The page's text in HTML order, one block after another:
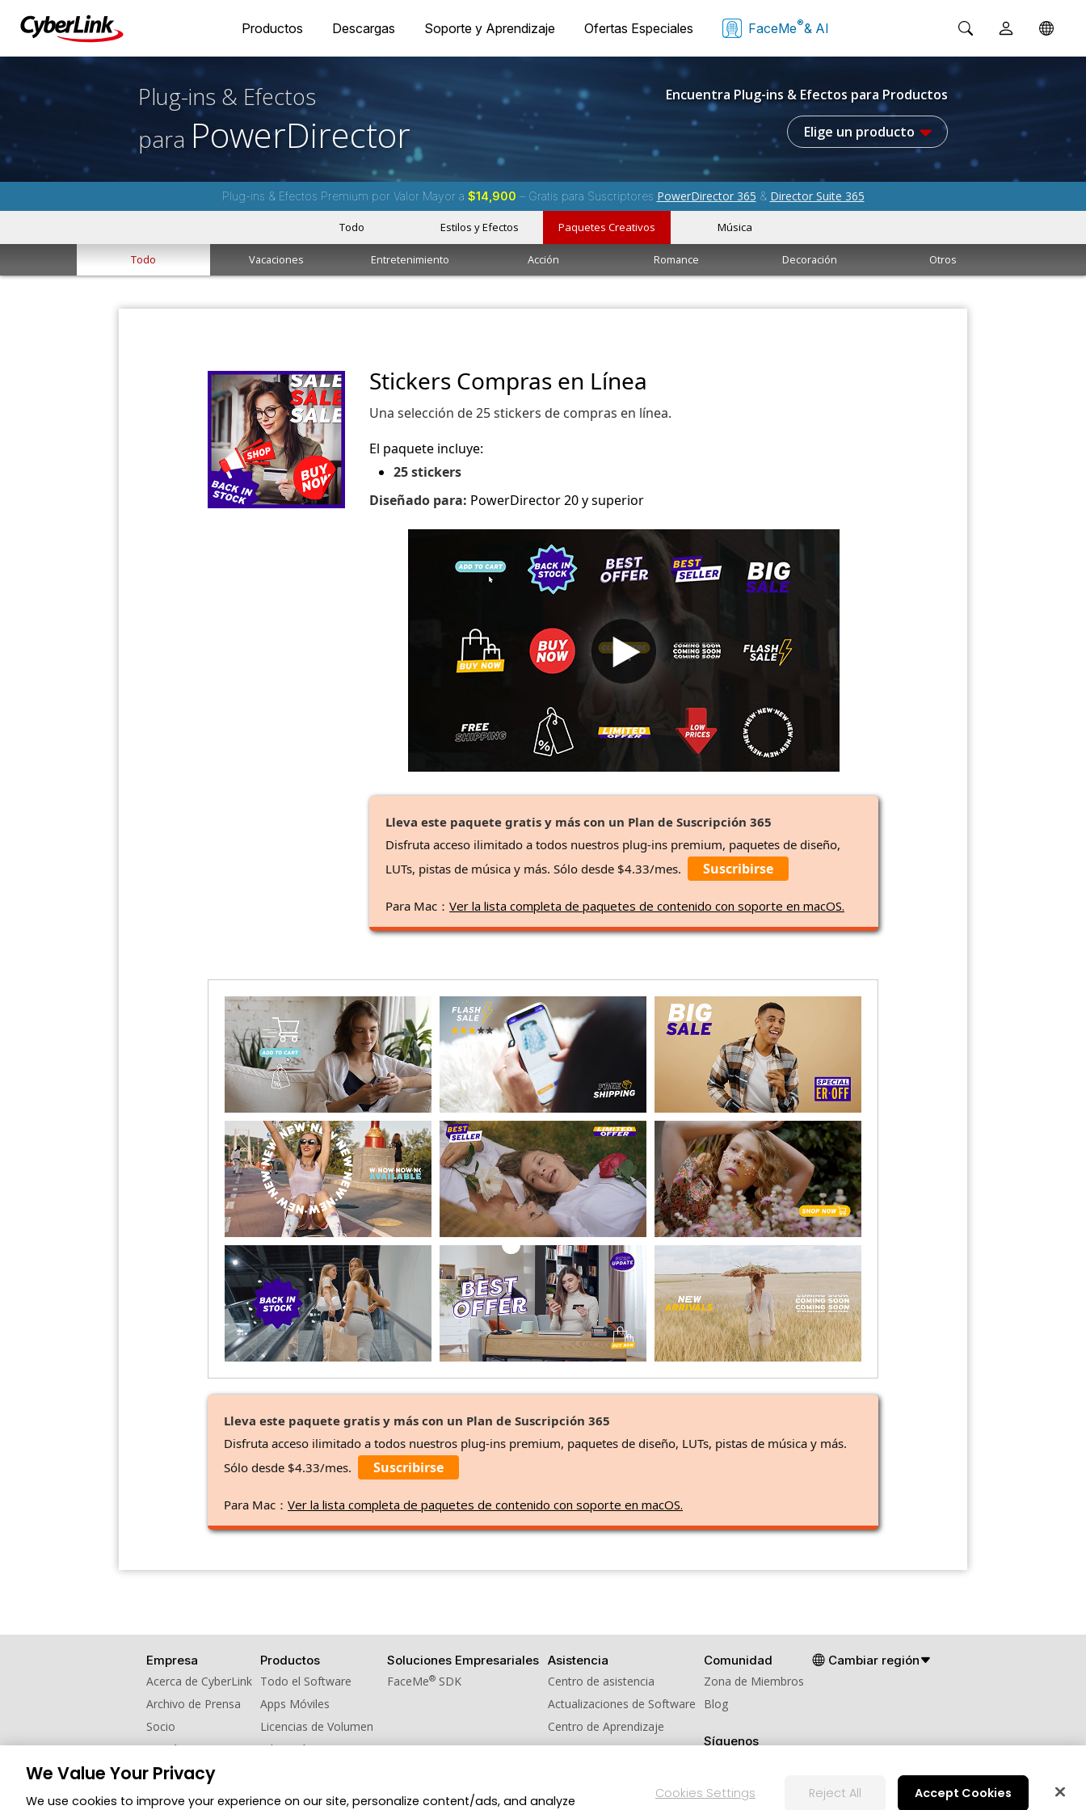
Productos Descargas Soporte y Aprendizaje Ofertas Especiales FaceMe®& AI
Plug-ins & Efectos
para PowerDirector
Encuentra Plug-ins & Efectos para Productos
Elige un producto
Plug-ins & Efectos Premium por Valor Mayor a $14,900 – Gratis para Suscriptores PowerDirector 365 & Director Suite 365
Todo Estilos y Efectos Paquetes Creativos Música
Todo Vacaciones Entretenimiento Acción Romance Decoración Otros
Stickers Compras en Línea
Una selección de 25 stickers de compras en línea.
El paquete incluye:
25 stickers
Diseñado para: PowerDirector 20 y superior
Lleva este paquete gratis y más con un Plan de Suscripción 365
Disfruta acceso ilimitado a todos nuestros plug-ins premium, paquetes de diseño,
LUTs, pistas de música y más. Sólo desde $4.33/mes.
Suscribirse
Para Mac： Ver la lista completa de paquetes de contenido con soporte en macOS.
Lleva este paquete gratis y más con un Plan de Suscripción 365
Disfruta acceso ilimitado a todos nuestros plug-ins premium, paquetes de diseño, LUTs, pistas de música y más.
Sólo desde $4.33/mes.
Suscribirse
Para Mac： Ver la lista completa de paquetes de contenido con soporte en macOS.
Empresa
Acerca de CyberLink
Archivo de Prensa
Socio
Contáctanos
Productos
Todo el Software
Apps Móviles
Licencias de Volumen
Educación
Soluciones Empresariales
FaceMe® SDK
Asistencia
Centro de asistencia
Actualizaciones de Software
Centro de Aprendizaje
Comunidad
Zona de Miembros
Blog
Síguenos
Cambiar región
We Value Your Privacy
We use cookies to improve your experience on our site, personalize content/ads, and analyze Cookies Settings Reject All Accept Cookies